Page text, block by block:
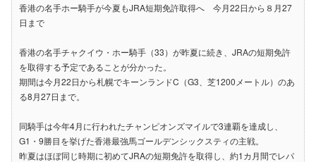
香港の名手ホー騎手が今夏もJRA短期免許取得へ 今月22日から８月27
日まで
香港の名手チャクイウ・ホー騎手（33）が昨夏に続き、JRAの短期免許
を取得する予定であることが分かった。
期間は今月22日から札幌でキーンランドC（G3、芝1200メートル）のあ
る8月27日まで。
同騎手は今年4月に行われたチャンピオンズマイルで3連覇を達成し、
G1・9勝目を挙げた香港最強馬ゴールデンシックスティの主戦。
昨夏はほぼ同じ時期に初めてJRAの短期免許を取得し、約1カ月間でレパ